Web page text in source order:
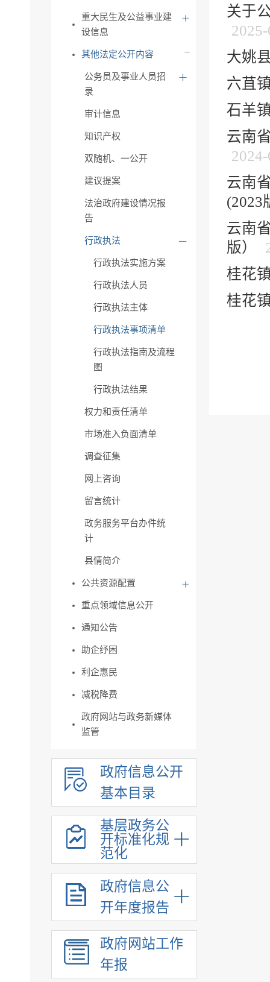
重大民生及公益事业建
设信息
其他法定公开内容
公务员及事业人员招
录
审计信息
知识产权
双随机、一公开
建议提案
法治政府建设情况报
告
行政执法
行政执法实施方案
行政执法人员
行政执法主体
行政执法事项清单
行政执法指南及流程
图
行政执法结果
权力和责任清单
市场准入负面清单
调查征集
网上咨询
留言统计
政务服务平台办件统
计
县情简介
公共资源配置
重点领域信息公开
通知公告
助企纾困
利企惠民
减税降费
政府网站与政务新媒体
监管
政府信息公开
基本目录
基层政务公
开标准化规
范化
政府信息公
开年度报告
政府网站工作
年报
关于
大姚
六苴
石羊
云南
云南
(2023
云南
版）
桂花
桂花